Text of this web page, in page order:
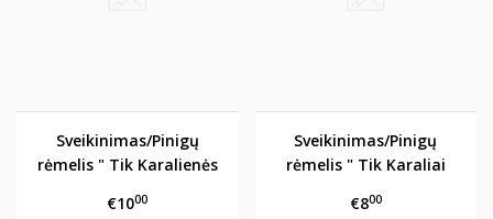
Sveikinimas/Pinigų
rėmelis " Tik Karalienės
€1000
Sveikinimas/Pinigų
rėmelis " Tik Karaliai
€800